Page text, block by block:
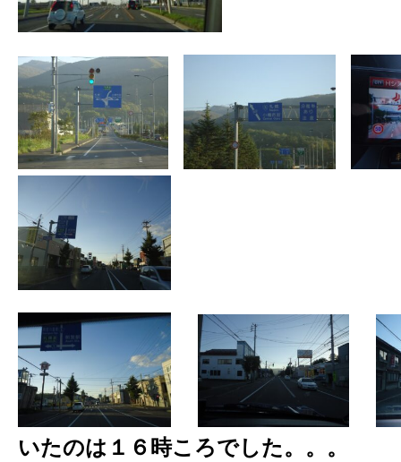
いたのは１６時ころでした。。。